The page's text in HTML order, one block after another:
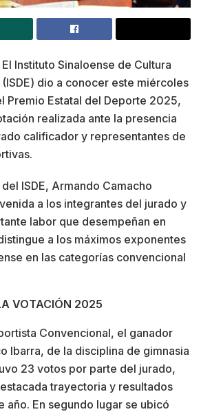
Instituto Sinaloense de Cultura
dio a conocer este miércoles
Premio Estatal del Deporte 2025,
realizada ante la presencia
calificador y representantes de
ISDE, Armando Camacho
a los integrantes del jurado y
labor que desempeñan en
a los máximos exponentes
en las categorías convencional
VOTACIÓN 2025
Convencional, el ganador
Ibarra, de la disciplina de gimnasia
23 votos por parte del jurado,
trayectoria y resultados
año. En segundo lugar se ubicó